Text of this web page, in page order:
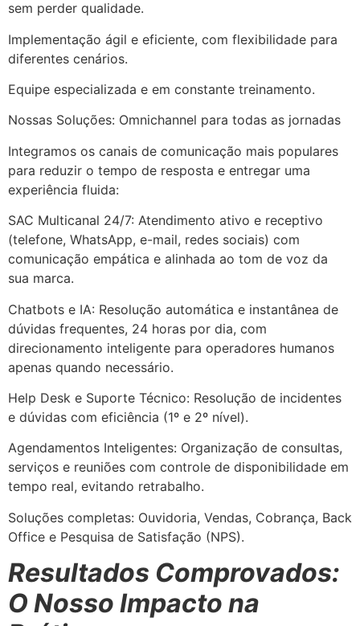
sem perder qualidade.
Implementação ágil e eficiente, com flexibilidade para
diferentes cenários.
Equipe especializada e em constante treinamento.
Nossas Soluções: Omnichannel para todas as jornadas
Integramos os canais de comunicação mais populares
para reduzir o tempo de resposta e entregar uma
experiência fluida:
SAC Multicanal 24/7: Atendimento ativo e receptivo
(telefone, WhatsApp, e-mail, redes sociais) com
comunicação empática e alinhada ao tom de voz da
sua marca.
Chatbots e IA: Resolução automática e instantânea de
dúvidas frequentes, 24 horas por dia, com
direcionamento inteligente para operadores humanos
apenas quando necessário.
Help Desk e Suporte Técnico: Resolução de incidentes
e dúvidas com eficiência (1º e 2º nível).
Agendamentos Inteligentes: Organização de consultas,
serviços e reuniões com controle de disponibilidade em
tempo real, evitando retrabalho.
Soluções completas: Ouvidoria, Vendas, Cobrança, Back
Office e Pesquisa de Satisfação (NPS).
Resultados Comprovados:
O Nosso Impacto na